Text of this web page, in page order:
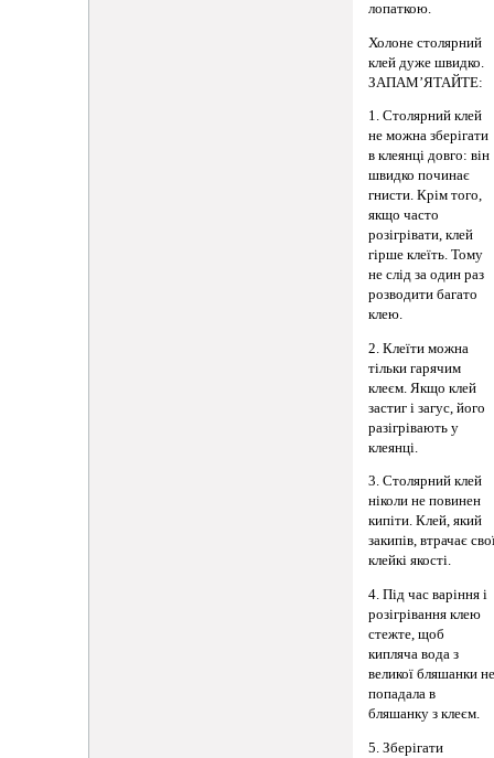
лопаткою.
Холоне столярний
клей дуже швидко.
ЗАПАМ’ЯТАЙТЕ:
1. Столярний клей
не можна зберігати
в клеянці довго: він
швидко починає
гнисти. Крім того,
якщо часто
розігрівати, клей
гірше клеїть. Тому
не слід за один раз
розводити багато
клею.
2. Клеїти можна
тільки гарячим
клеєм. Якщо клей
застиг і загус, його
разігрівають у
клеянці.
3. Столярний клей
ніколи не повинен
кипіти. Клей, який
закипів, втрачає
клейкі якості.
4. Під час варіння і
розігрівання клею
стежте, щоб
кипляча вода з
великої бляшанки
попадала в
бляшанку з клеєм.
5. Зберігати